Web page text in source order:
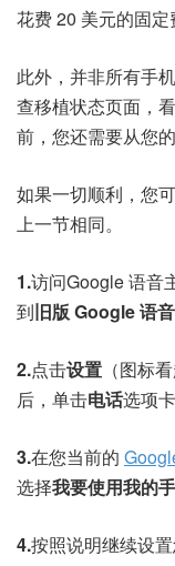
花费 20 美元的固定
此外，并非所有手
查移植状态页面 ，
前，您还需要从您
如果一切顺利，您
上一节相同。
1.访问Google 语音
到旧版 Google 语音
2.点击设置 （图标
后，单击电话选项卡
3.在您当前的
选择我要使用我的
4.按照说明继续设